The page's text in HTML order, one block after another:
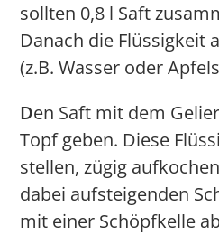
sollten 0,8 l Saft
Danach die Flüssigkeit
(z.B. Wasser oder
Den Saft mit dem
Topf geben. Diese
stellen, zügig
dabei aufsteigenden
mit einer Schöpfkelle